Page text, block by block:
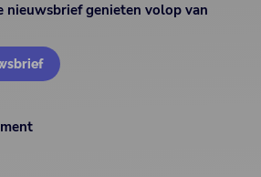
nieuwsbrief genieten volop van